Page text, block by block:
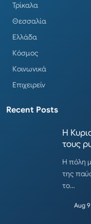
Τρίκαλα
Θεσσαλία
Ελλάδα
Κόσμος
Κοινωνικά
Επιχειρείν
Recent Posts
Η
τους
Η πόλη
της
το…
Aug 9